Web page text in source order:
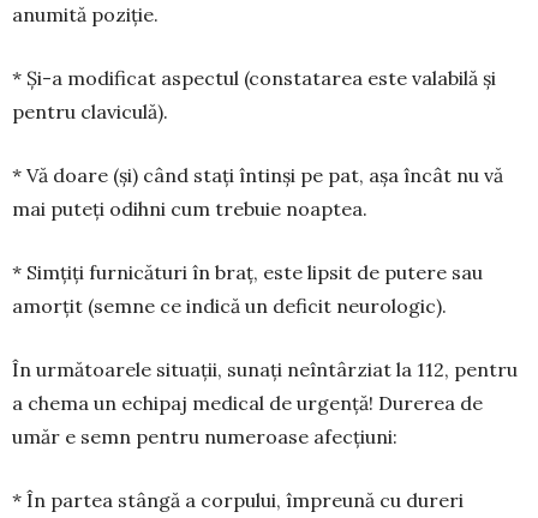
anumită poziție.
* Și-a modificat aspectul (constatarea este valabilă și
pentru claviculă).
* Vă doare (și) când stați întinși pe pat, așa în­cât nu vă
mai puteți odihni cum trebuie noaptea.
* Simțiți furnicături în braț, este lipsit de pu­tere sau
amorțit (semne ce indică un deficit neu­rologic).
În următoarele situații, sunați neîntârziat la 112, pentru
a chema un echipaj medical de ur­gen­ță! Durerea de
umăr e semn pentru nume­roase afecțiuni:
* În partea stângă a corpului, împreună cu dureri